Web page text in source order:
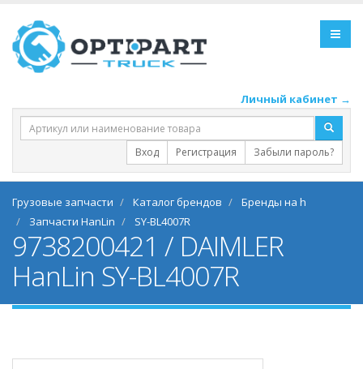
Личный кабинет →
Вход Регистрация Забыли пароль?
Грузовые запчасти Каталог брендов
Бренды на h
Запчасти HanLin
SY-BL4007R
9738200421 / DAIMLER
HanLin SY-BL4007R